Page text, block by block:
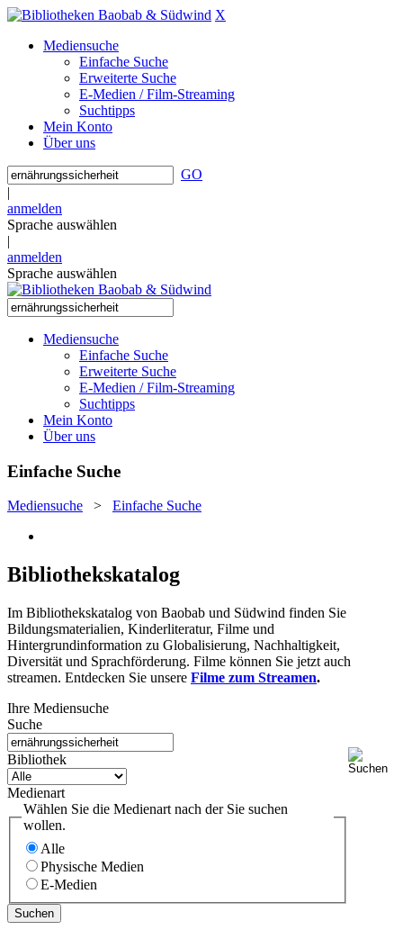
X
Mediensuche
Einfache Suche
Erweiterte Suche
E-Medien / Film-Streaming
Suchtipps
Mein Konto
Über uns
GO
|
anmelden
Sprache auswählen
|
anmelden
Sprache auswählen
Mediensuche
Einfache Suche
Erweiterte Suche
E-Medien / Film-Streaming
Suchtipps
Mein Konto
Über uns
Einfache Suche
Mediensuche > Einfache Suche
Bibliothekskatalog
Im Bibliothekskatalog von Baobab und Südwind finden Sie
Bildungsmaterialien, Kinderliteratur, Filme und
Hintergrundinformation zu Globalisierung, Nachhaltigkeit,
Diversität und Sprachförderung. Filme können Sie jetzt auch
streamen. Entdecken Sie unsere Filme zum Streamen.
Ihre Mediensuche
Suche
Bibliothek
Medienart
Wählen Sie die Medienart nach der Sie suchen
wollen.
Alle
Physische Medien
E-Medien